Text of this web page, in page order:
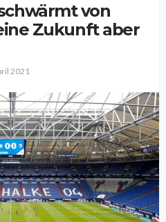
von
Zukunft aber
2021